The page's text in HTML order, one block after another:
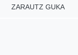
ZARAUTZ GUKA